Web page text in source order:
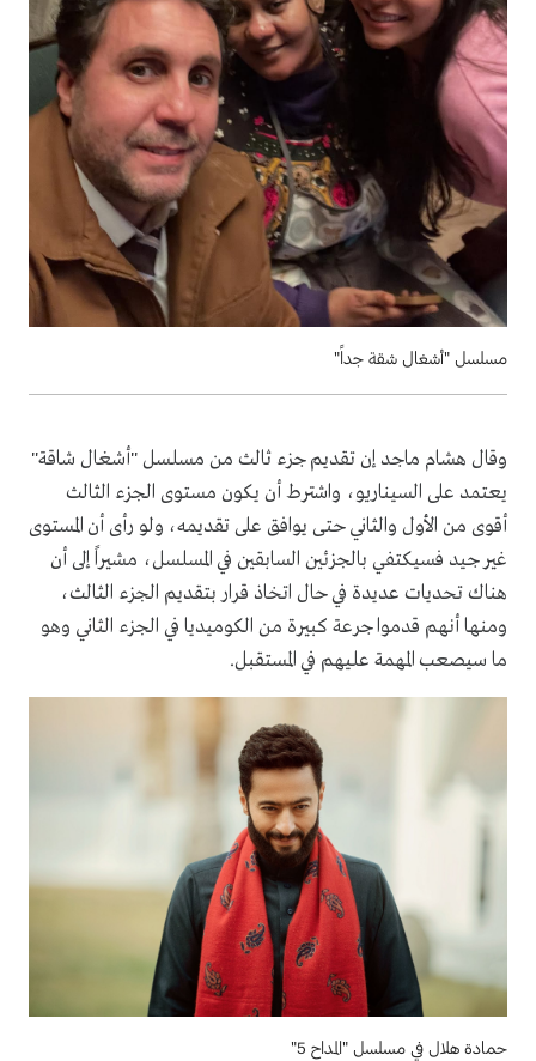
مسلسل "أشغال شقة جداً"
وقال هشام ماجد إن تقديم جزء ثالث من مسلسل "أشغال شاقة"
يعتمد على السيناريو، واشترط أن يكون مستوى الجزء الثالث
أقوى من الأول والثاني حتى يوافق على تقديمه، ولو رأى أن المستوى
غير جيد فسيكتفي بالجزئين السابقين في المسلسل، مشيراً إلى أن
هناك تحديات عديدة في حال اتخاذ قرار بتقديم الجزء الثالث،
ومنها أنهم قدموا جرعة كبيرة من الكوميديا في الجزء الثاني وهو
ما سيصعب المهمة عليهم في المستقبل.
حمادة هلال في مسلسل "المداح 5"